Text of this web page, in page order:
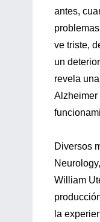
antes,
ve triste,
un
revela
Alzheimer
Diversos
William
la